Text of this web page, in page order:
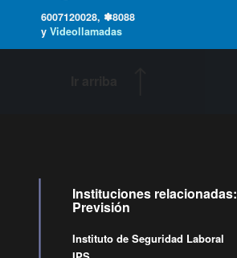
6007120028, ✽8088
yVideollamadas
Instituciones relacionadas:
Previsión
Instituto de Seguridad Laboral